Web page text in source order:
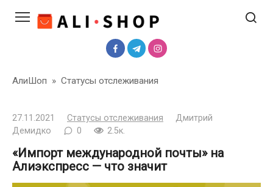
АлиШоп » Статусы отслеживания
27.11.2021 Статусы отслеживания
Дмитрий
Демидко
0 2.5к.
«Импорт международной почты» на
Алиэкспресс — что значит